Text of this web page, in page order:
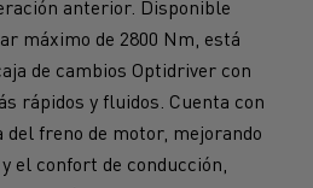
máximo de 2800 Nm, está
de cambios Optidriver con
rápidos y fluidos. Cuenta con
del freno de motor, mejorando
el confort de conducción,
difíciles.